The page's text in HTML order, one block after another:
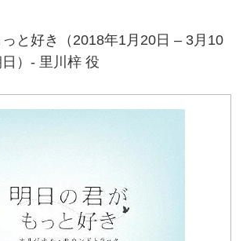
と好き（2018年1月20日 – 3月10
）- 里川梓 役